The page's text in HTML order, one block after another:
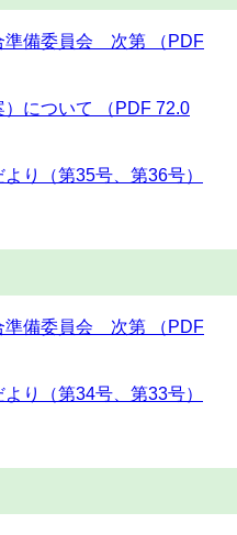
準備委員会 次第 （PDF
について （PDF 72.0
り（第35号、第36号）
準備委員会 次第 （PDF
り（第34号、第33号）